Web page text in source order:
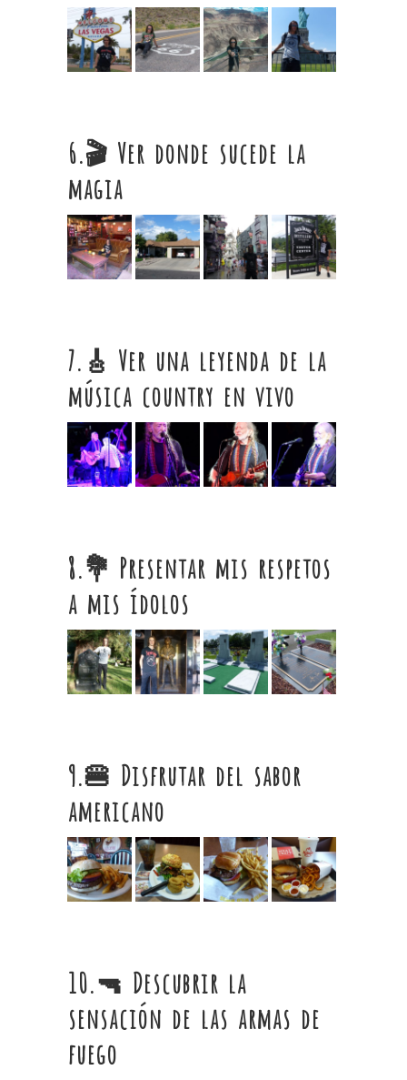
6.🎬 Ver donde sucede la
magia
7.🎸 Ver una leyenda de la
música country en vivo
8.💐 Presentar mis respetos
a mis ídolos
9.🍔 Disfrutar del sabor
americano
10.🔫 Descubrir la
sensación de las armas de
fuego